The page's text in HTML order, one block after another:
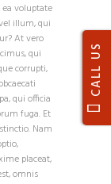
CALL US
voluptate
illum, qui
At vero
qui
corrupti,
qui officia
fuga. Et
Nam
placeat,
omnis